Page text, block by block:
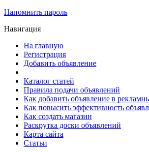
Напомнить пароль
Навигация
На главную
Регистрация
Добавить объявление
Каталог статей
Правила подачи объявлений
Как добавить объявление в
Как повысить эффективность
Как создать магазин
Раскрутка доски объявлений
Карта сайта
Статьи